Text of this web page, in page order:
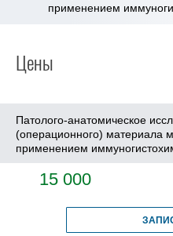
применением
Цены
Патолого-анатомическое
(операционного) материала
применением
15 000